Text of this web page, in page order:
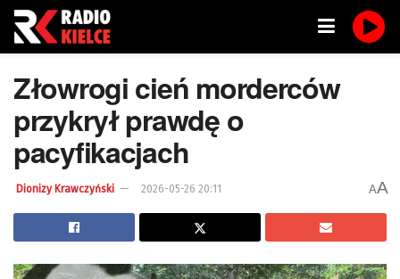
Złowrogi cień morderców
przykrył prawdę o
pacyfikacjach
Dionizy Krawczyński 2026-05-26 20:11 AA